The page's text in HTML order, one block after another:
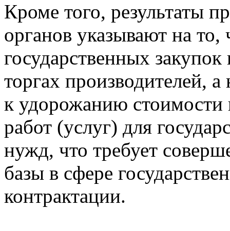
Кроме того, результаты
органов указывают на
государственных
торгах производителей,
к удорожанию стоимости
работ (услуг) для
нужд, что требует
базы в сфере
контрактации.